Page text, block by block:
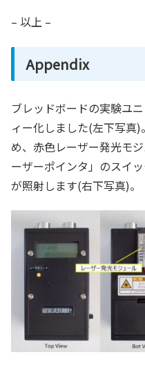
– 以上 –
Appendix
ブレッドボードの実験ユ
ィー化しました(左下写真
め、赤色レーザー発光モ
ーザーポインタ」のスイ
が照射します(右下写真)。